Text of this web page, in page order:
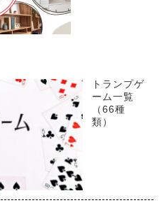
トランプゲ
ーム一覧
（66種
類）